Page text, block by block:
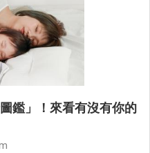
鑑」！來看有沒有你的